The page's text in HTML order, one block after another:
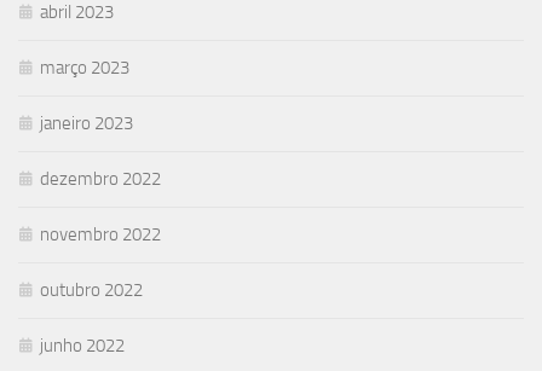
abril 2023
março 2023
janeiro 2023
dezembro 2022
novembro 2022
outubro 2022
junho 2022